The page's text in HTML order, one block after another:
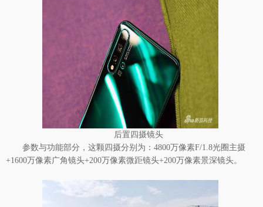
后置四摄镜头
参数与功能部分，这颗四摄分别为：4800万像素F/1.8光圈主摄
+1600万像素广角镜头+200万像素微距镜头+200万像素景深镜头。